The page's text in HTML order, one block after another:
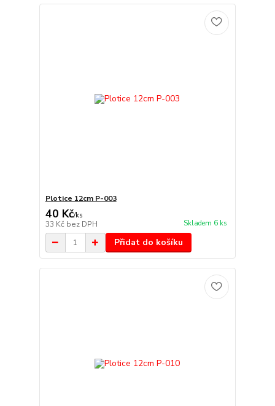
Plotice 12cm P-003
40 Kč/ks
33 Kč bez DPH Skladem 6 ks
Přidat do košíku